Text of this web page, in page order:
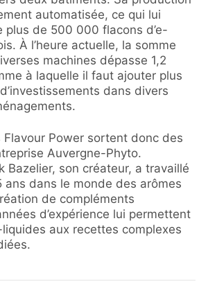
automatisée, ce qui lui
plus de 500 000 flacons d’e-
À l’heure actuelle, la somme
machines dépasse 1,2
à laquelle il faut ajouter plus
dans divers
Power sortent donc des
Auvergne-Phyto.
Bazelier, son créateur, a travaillé
ans dans le monde des arômes
de compléments
d’expérience lui permettent
aux recettes complexes